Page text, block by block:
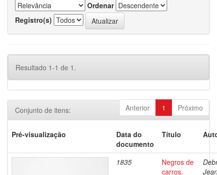
Ordenar
Registro(s)
Resultado 1-1 de 1.
Anterior 1 Próximo
Conjunto de itens:
Pré-visualização
Data do
documento
Título
1835
Negros de
carros.